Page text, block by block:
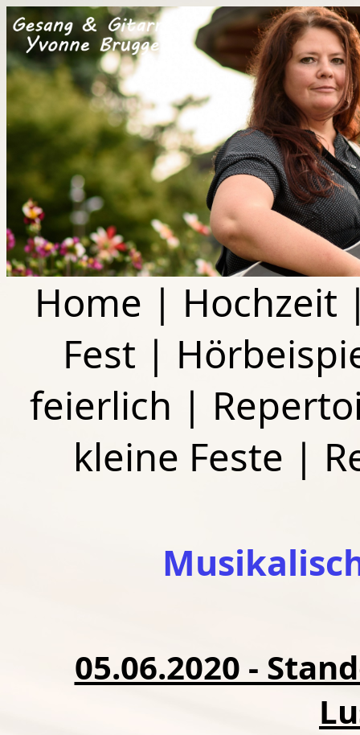
Home | Hochzeit
Fest |
feierlich |
kleine Feste |
05.06.2020 -